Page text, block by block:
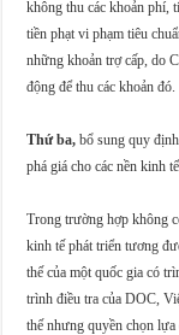
không thu các khoản phí,
tiền phạt vi phạm tiêu
những khoản trợ cấp, do
động để thu các khoản đó.
Thứ ba, bổ sung quy
phá giá cho các nền kinh
Trong trường hợp không
kinh tế phát triển tương
thế của một quốc gia có
trình điều tra của DOC,
thế nhưng quyền chọn